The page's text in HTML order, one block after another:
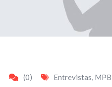
(0) Entrevistas, MPB